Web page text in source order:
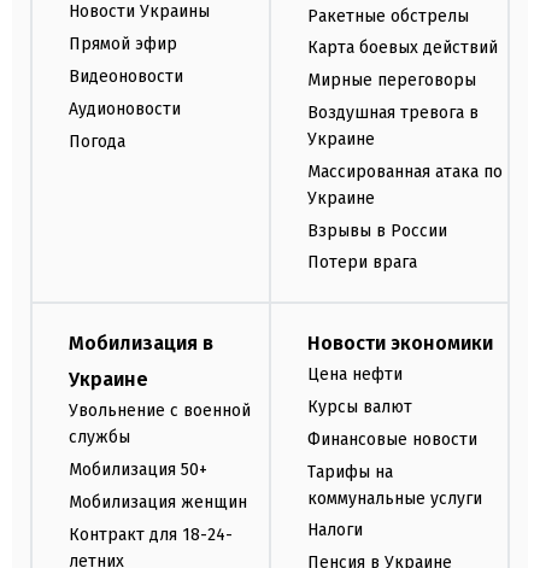
Новости Украины
Прямой эфир
Видеоновости
Аудионовости
Погода
Ракетные обстрелы
Карта боевых действий
Мирные переговоры
Воздушная тревога в
Украине
Массированная атака по
Украине
Взрывы в России
Потери врага
Мобилизация в
Украине
Увольнение с военной
службы
Мобилизация 50+
Мобилизация женщин
Контракт для 18-24-
летних
Новости экономики
Цена нефти
Курсы валют
Финансовые новости
Тарифы на
коммунальные услуги
Налоги
Пенсия в Украине